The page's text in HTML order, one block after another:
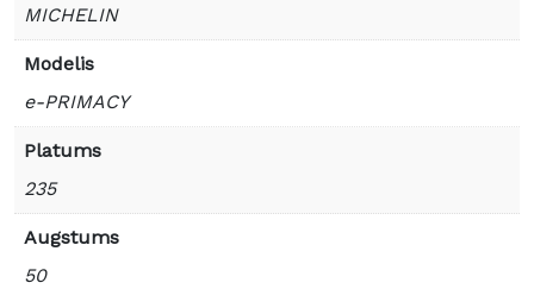
MICHELIN
Modelis
e-PRIMACY
Platums
235
Augstums
50